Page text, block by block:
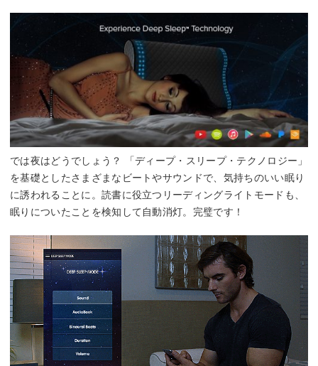
では夜はどうでしょう？ 「ディープ・スリープ・テクノロジー」
を基礎としたさまざまなビートやサウンドで、気持ちのいい眠り
に誘われることに。読書に役立つリーディングライトモードも、
眠りについたことを検知して自動消灯。完璧です！